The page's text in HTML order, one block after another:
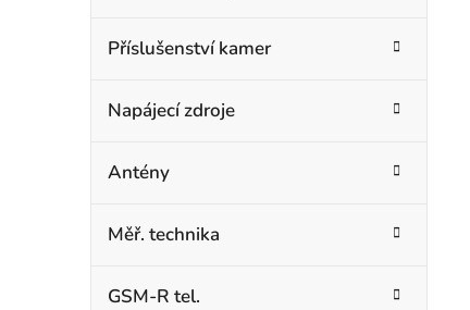
nPříslušenství kamer
Napájecí zdroje
Antény
Měř. technika
GSM-R tel.